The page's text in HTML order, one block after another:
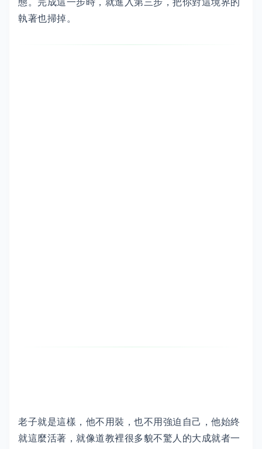
態。完成這一步時，就進入第三步，把你對這境界的
執著也掃掉。
老子就是這樣，他不用裝，也不用強迫自己，他始終
就這麼活著，就像道教裡很多貌不驚人的大成就者一